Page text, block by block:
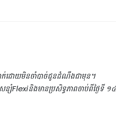
រប្រាក់ដោយមិនចាំបាច់ជូនដំណឹងជាមុន។
សំFlexiនិងមានប្រសិទ្ធភាពចាប់ពីថ្ងៃទី